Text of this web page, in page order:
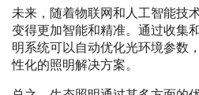
未来，随着物联网和人工智能技
变得更加智能和精准。通过收集
明系统可以自动优化光环境参数
性化的照明解决方案。